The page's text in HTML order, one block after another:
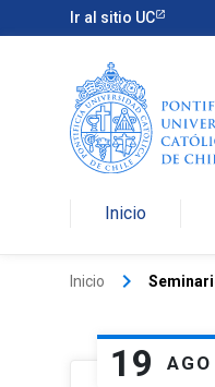
Ir al sitio UC
Inicio
Inicio keyboard_arrow_right
19 AGO